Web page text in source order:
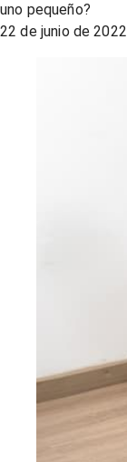
uno pequeño?
22 de junio de 2022